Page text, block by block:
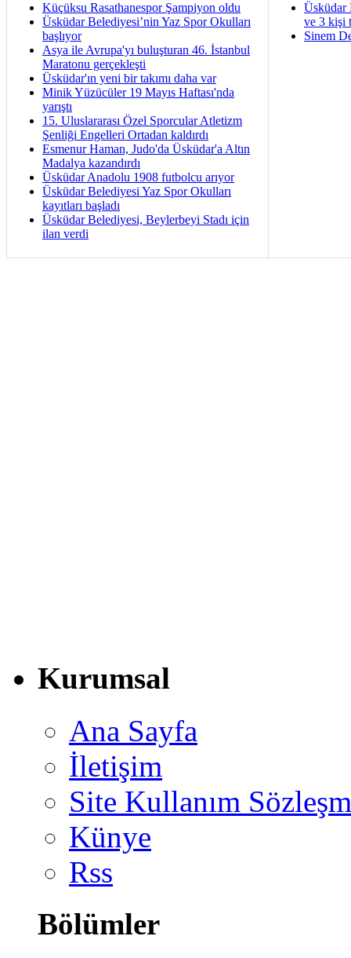
Küçüksu Rasathanespor Şampiyon oldu
Üsküdar Belediyesi’nin Yaz Spor Okulları
başlıyor
Asya ile Avrupa'yı buluşturan 46. İstanbul
Maratonu gerçekleşti
Üsküdar'ın yeni bir takımı daha var
Minik Yüzücüler 19 Mayıs Haftası'nda
yarıştı
15. Uluslararası Özel Sporcular Atletizm
Şenliği Engelleri Ortadan kaldırdı
Esmenur Haman, Judo'da Üsküdar'a Altın
Madalya kazandırdı
Üsküdar Anadolu 1908 futbolcu arıyor
Üsküdar Belediyesi Yaz Spor Okulları
kayıtları başladı
Üsküdar Belediyesi, Beylerbeyi Stadı için
ilan verdi
Üsküdar
ve 3 kişi
Sinem
Kurumsal
Ana Sayfa
İletişim
Site Kullanım
Künye
Rss
Bölümler